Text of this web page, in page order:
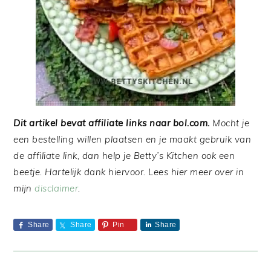
Dit artikel bevat affiliate links naar bol.com. Mocht je
een bestelling willen plaatsen en je maakt gebruik van
de affiliate link, dan help je Betty’s Kitchen ook een
beetje. Hartelijk dank hiervoor. Lees hier meer over in
mijndisclaimer.
Share Share Pin Share